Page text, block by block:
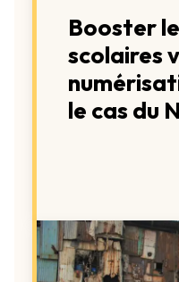
Booster
scolaires
le cas du